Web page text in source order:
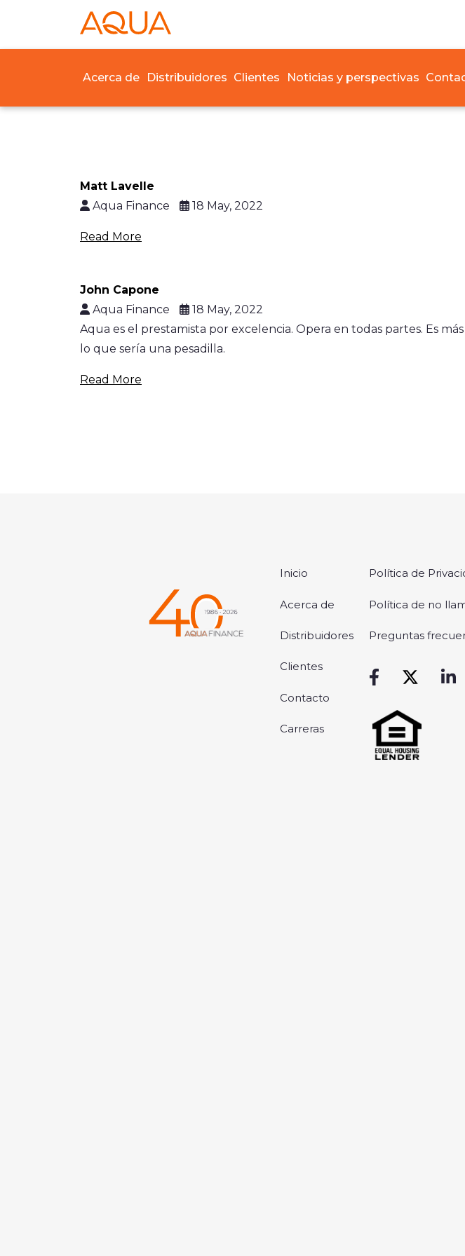
Acerca de Distribuidores Clientes Noticias y perspectivas
Matt Lavelle
Aqua Finance
18 May, 2022
Read More
John Capone
Aqua Finance
18 May, 2022
Aqua es el prestamista por excelencia. Opera en todas partes. Es
lo que sería una pesadilla.
Read More
Inicio
Acerca de
Distribuidores
Clientes
Contacto
Carreras
Política de
Política de no
Preguntas